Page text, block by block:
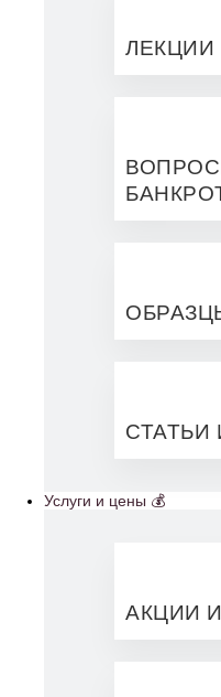
ЛЕКЦИИ
СТАТЬИ
Услуги и цены 💰
АКЦИИ